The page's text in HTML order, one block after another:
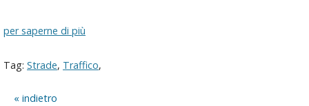
per saperne di più
Tag: Strade, Traffico,
indietro